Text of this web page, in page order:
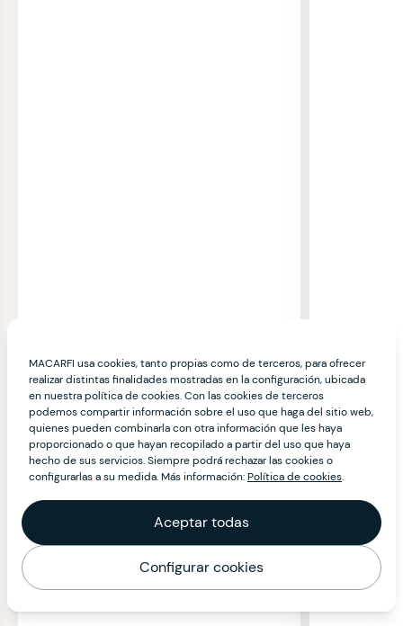
MACARFI usa cookies, tanto propias como de terceros, para ofrecer
realizar distintas finalidades mostradas en la configuración, ubicada
en nuestra política de cookies. Con las cookies de terceros
podemos compartir información sobre el uso que haga del sitio web,
quienes pueden combinarla con otra información que les haya
proporcionado o que hayan recopilado a partir del uso que haya
hecho de sus servicios. Siempre podrá rechazar las cookies o
configurarlas a su medida. Más información:Política de cookies.
Aceptar todas
Configurar cookies